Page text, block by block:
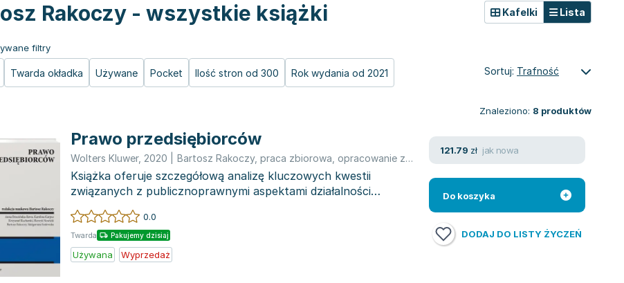
Rakoczy - wszystkie książki
filtry
Twarda okładka Używane Pocket Ilość stron od 300 Rok wydania od 2021
Kafelki Lista
Sortuj: Trafność
Znaleziono: 8 produktów
Prawo przedsiębiorców
Wolters Kluwer, 2020 Bartosz Rakoczy, praca zbiorowa opracowanie zbiorowe
Książka oferuje szczegółową analizę kluczowych kwestii
związanych z publicznoprawnymi aspektami działalności
gospodarczej. Autor p...
0.0
Twarda Pakujemy dzisiaj
Używana Wyprzedaż
121.79 zł jak nowa
Do koszyka
DODAJ DO LISTY ŻYCZEŃ